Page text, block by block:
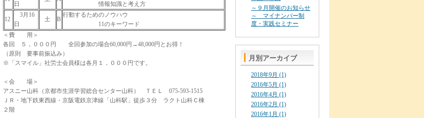
日
情報知識と考え方
12
3月16
日
土 B
行動するためのノウハウ
11のキーワード
＜費 用＞
各回 ５，０００円 全回参加の場合60,000円→48,000円とお得！
（原則 要事前振込み）
※「スマイル」社労士会員様は各月１，０００円です。
＜会 場＞
アスニー山科（京都市生涯学習総合センター山科） ＴＥＬ 075-593-1515
ＪＲ・地下鉄東西線・京阪電鉄京津線「山科駅」徒歩３分 ラクト山科Ｃ棟
２階
～９月開催のお知らせ
～ マイナンバー制
度・実践セミナー
月別アーカイブ
2018年9月 (1)
2016年5月 (1)
2016年4月 (1)
2016年2月 (1)
2016年1月 (1)